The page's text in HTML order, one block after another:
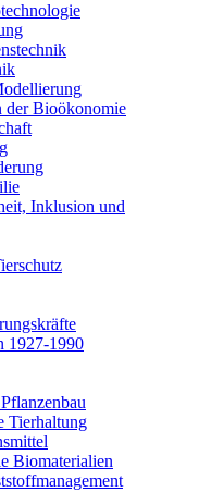
der Bioökonomie
Inklusion und
1927-1990
Tierhaltung
Biomaterialien